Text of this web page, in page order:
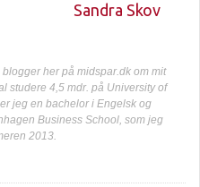
Sandra Skov
her på midspar.dk om mit
studere 4,5 mdr. på University of
jeg en bachelor i Engelsk og
Business School, som jeg
2013.